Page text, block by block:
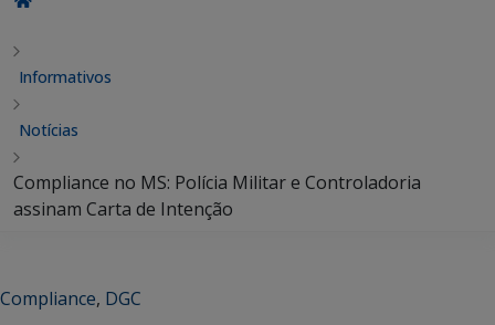
Informativos
Notícias
Compliance no MS: Polícia Militar e Controladoria
assinam Carta de Intenção
Compliance, DGC